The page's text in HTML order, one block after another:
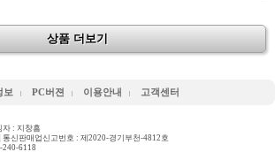
상품 더보기
보 PC버젼 이용안내 고객센터
자 : 지창흠
신판매업신고번호 : 제2020-경기부천-4812호
240-6118